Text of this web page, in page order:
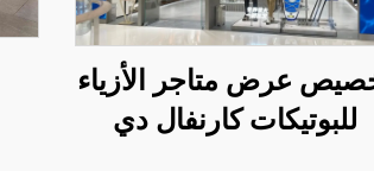
عرض متاجر الأزياء
للبوتيكات كارنفال دي